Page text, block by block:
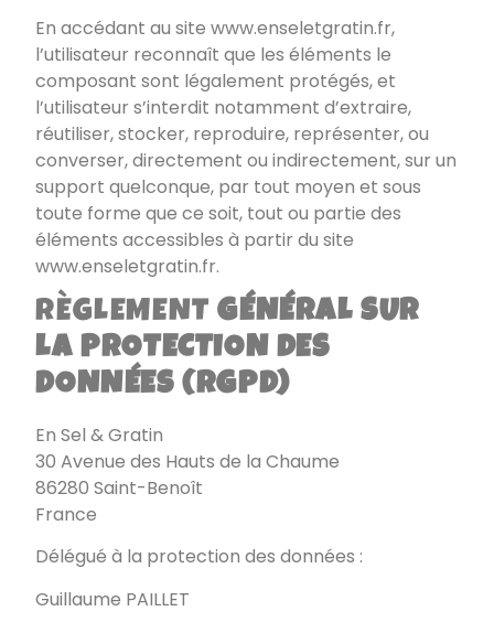
En accédant au sitewww.enseletgratin.fr,
l’utilisateur reconnaît que les éléments le
composant sont légalement protégés, et
l’utilisateur s’interdit notamment d’extraire,
réutiliser, stocker, reproduire, représenter, ou
converser, directement ou indirectement, sur un
support quelconque, par tout moyen et sous
toute forme que ce soit, tout ou partie des
éléments accessibles à partir du site
www.enseletgratin.fr.
RÈGLEMENT GÉNÉRAL SUR
LA PROTECTION DES
DONNÉES (RGPD)
En Sel & Gratin
30 Avenue des Hauts de la Chaume
86280 Saint-Benoît
France
Délégué à la protection des données :
Guillaume PAILLET